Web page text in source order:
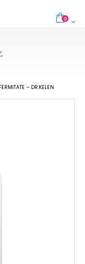
0
– DR.KELEN